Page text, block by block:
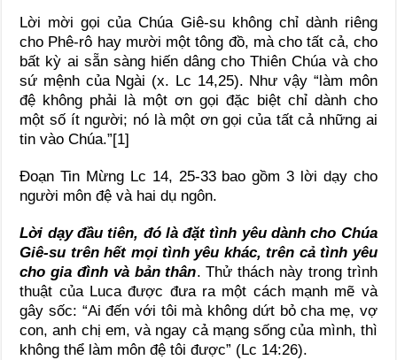
Lời mời gọi của Chúa Giê-su không chỉ dành riêng
cho Phê-rô hay mười một tông đồ, mà cho tất cả, cho
bất kỳ ai sẵn sàng hiến dâng cho Thiên Chúa và cho
sứ mệnh của Ngài (x. Lc 14,25). Như vậy “làm môn
đệ không phải là một ơn gọi đặc biệt chỉ dành cho
một số ít người; nó là một ơn gọi của tất cả những ai
tin vào Chúa.”[1]
Đoạn Tin Mừng Lc 14, 25-33 bao gồm 3 lời dạy cho
người môn đệ và hai dụ ngôn.
Lời dạy đầu tiên, đó là đặt tình yêu dành cho Chúa
Giê-su trên hết mọi tình yêu khác, trên cả tình yêu
cho gia đình và bản thân. Thử thách này trong trình
thuật của Luca được đưa ra một cách mạnh mẽ và
gây sốc: “Ai đến với tôi mà không dứt bỏ cha mẹ, vợ
con, anh chị em, và ngay cả mạng sống của mình, thì
không thể làm môn đệ tôi được” (Lc 14:26).